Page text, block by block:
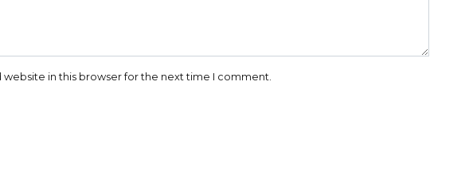
website in this browser for the next time I comment.